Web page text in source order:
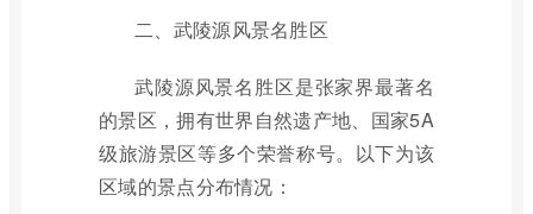
二、武陵源风景名胜区
武陵源风景名胜区是张家界最著名
的景区，拥有世界自然遗产地、国家5A
级旅游景区等多个荣誉称号。以下为该
区域的景点分布情况：